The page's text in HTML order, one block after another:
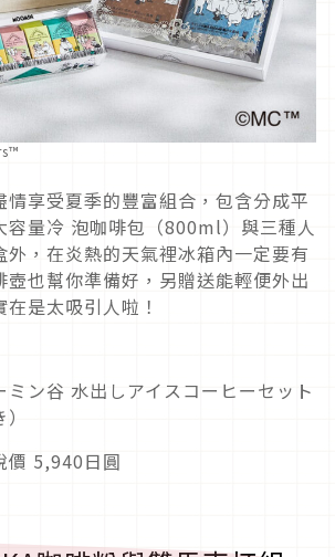
情享受夏季的豐富組合，包含分成平
容量冷 泡咖啡包（800ml）與三種人
外，在炎熱的天氣裡冰箱內一定要有
壺也幫你準備好，另贈送能輕便外出
是太吸引人啦！
ン谷 水出しアイスコーヒーセット
價 5,940日圓